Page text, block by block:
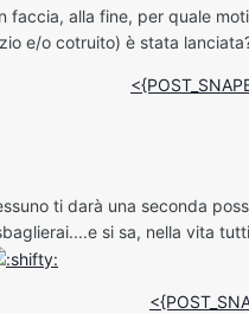
faccia, alla fine, per quale
e/o cotruito) è stata
ti darà una seconda
si sa, nella vita